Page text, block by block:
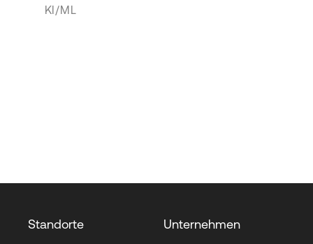
KI/ML
Standorte Unternehmen